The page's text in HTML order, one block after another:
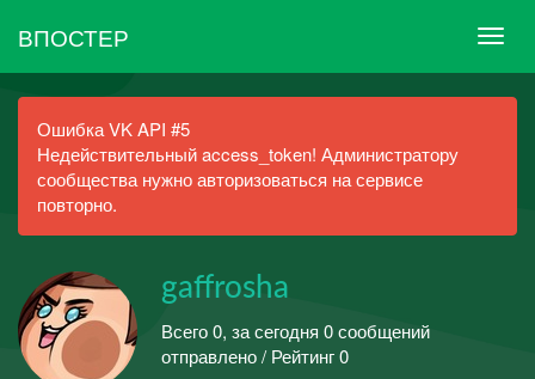
ВПОСТЕР
Ошибка VK API #5
Недействительный access_token! Администратору
сообщества нужно авторизоваться на сервисе
повторно.
gaffrosha
Всего 0, за сегодня 0 сообщений
отправлено / Рейтинг 0